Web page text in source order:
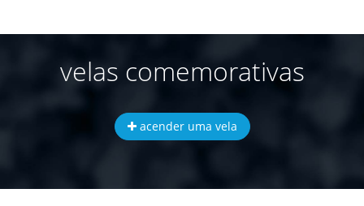
velas comemorativas
acender uma vela